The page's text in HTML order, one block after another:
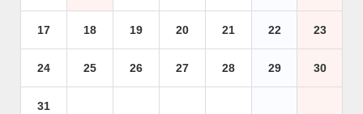
17 18 19 20 21 22 23
24 25 26 27 28 29 30
31